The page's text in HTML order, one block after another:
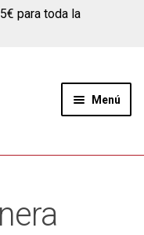
para toda la
Menú